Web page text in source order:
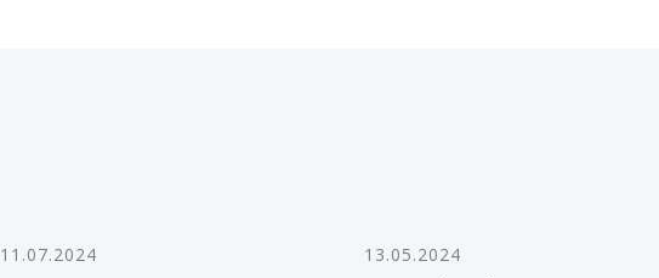
11.07.2024
13.05.2024